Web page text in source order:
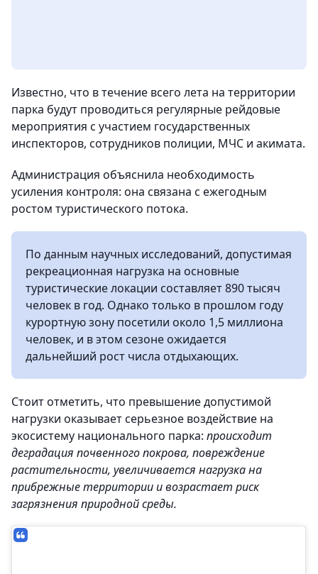
Известно, что в течение всего лета на территории
парка будут проводиться регулярные рейдовые
мероприятия с участием государственных
инспекторов, сотрудников полиции, МЧС и акимата.
Администрация объяснила необходимость
усиления контроля: она связана с ежегодным
ростом туристического потока.
По данным научных исследований, допустимая
рекреационная нагрузка на основные
туристические локации составляет 890 тысяч
человек в год. Однако только в прошлом году
курортную зону посетили около 1,5 миллиона
человек, и в этом сезоне ожидается
дальнейший рост числа отдыхающих.
Стоит отметить, что превышение допустимой
нагрузки оказывает серьезное воздействие на
экосистему национального парка: происходит
деградация почвенного покрова, повреждение
растительности, увеличивается нагрузка на
прибрежные территории и возрастает риск
загрязнения природной среды.